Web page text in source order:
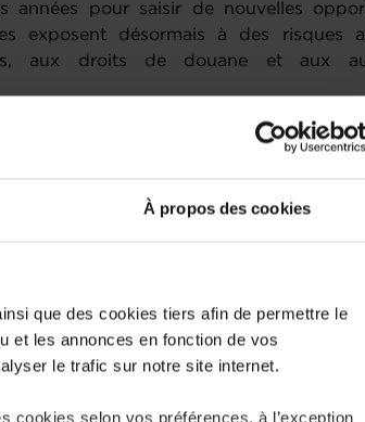
À propos des cookies
que des cookies tiers afin de permettre le
et les annonces en fonction de vos
le trafic sur notre site internet.
cookies selon vos préférences, à l’exception
années pour saisir de nouvelles
exposent désormais à des risques
aux droits de douane et aux
sur le marché européen signifie
réglementé, où subsistent de
s’attendre à un large consensus
mondiale en redoublant d’efforts
des accords avec des
certains responsables européens
opposée. L’exemple le plus récent
durée pouvant aller jusqu’à deux ans
quelques jours seulement après
à instrumentaliser les mécanismes